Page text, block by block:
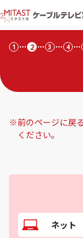
1 2 3 4
※前のページに戻
ください。
ネット